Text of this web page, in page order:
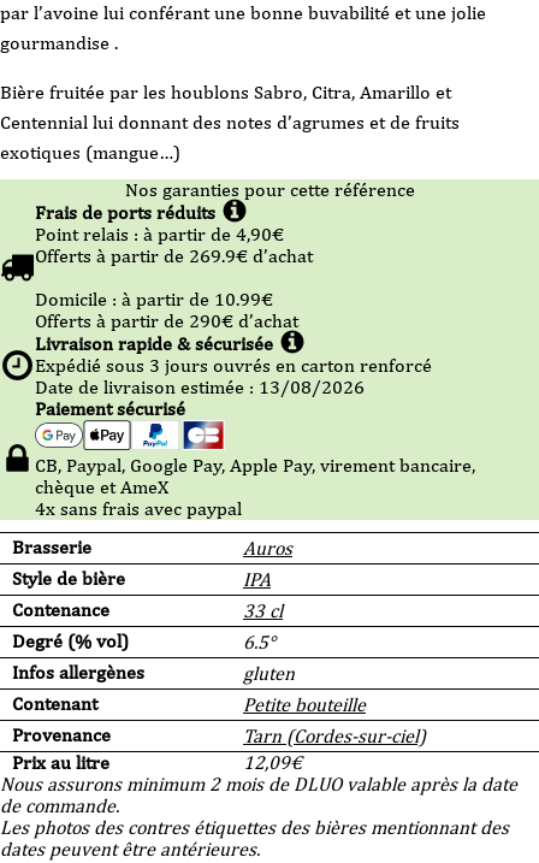
par l’avoine lui conférant une bonne buvabilité et une jolie
gourmandise .
Bière fruitée par les houblons Sabro, Citra, Amarillo et
Centennial lui donnant des notes d’agrumes et de fruits
exotiques (mangue…)
Brasserie
Auros
Style de bière
IPA
Contenance
33 cl
Degré (% vol)
6.5°
Infos allergènes
gluten
Contenant
Petite bouteille
Provenance
Tarn (Cordes-sur-ciel)
Prix au litre
12,09€
Nous assurons minimum 2 mois de DLUO valable après la date
de commande.
Les photos des contres étiquettes des bières mentionnant des
dates peuvent être antérieures.
33cl
Nos garanties pour cette référence
Frais de ports réduits
Point relais : à partir de 4,90€
Offerts à partir de 269.9€ d’achat
Domicile : à partir de 10.99€
Offerts à partir de 290€ d’achat
Livraison rapide & sécurisée
Expédié sous 3 jours ouvrés en carton renforcé
Date de livraison estimée : 13/08/2026
Paiement sécurisé
CB, Paypal, Google Pay, Apple Pay, virement bancaire,
chèque et AmeX
4x sans frais avec paypal